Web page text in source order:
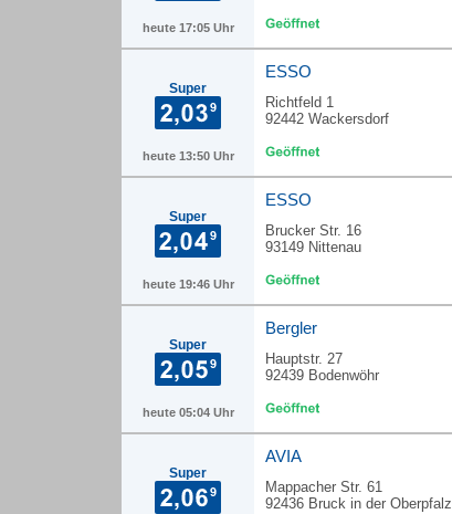
heute 17:05 Uhr
Super
heute 13:50 Uhr
ESSO
Richtfeld 1
92442 Wackersdorf
Super
heute 19:46 Uhr
ESSO
Brucker Str. 16
93149 Nittenau
Super
heute 05:04 Uhr
Bergler
Hauptstr. 27
92439 Bodenwöhr
Super
AVIA
Mappacher Str. 61
92436 Bruck in der Oberpfalz